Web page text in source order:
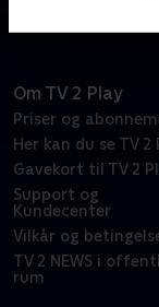
Om TV 2 Play
Priser og
Her kan du se TV 2
Gavekort til TV 2
Support og
Kundecenter
Vilkår og
TV 2 NEWS i
rum